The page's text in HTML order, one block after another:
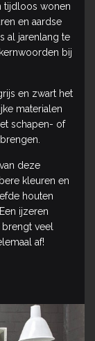
tijdloos wonen
en aardse
al jarenlang te
bij
en zwart het
materialen
schapen- of
deze
kleuren en
houten
. Een ijzeren
veel
af!